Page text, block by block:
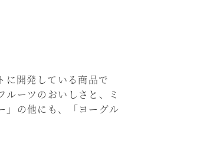
に開発している商品で
ーツのおいしさと、ミ
」の他にも、「ヨーグル